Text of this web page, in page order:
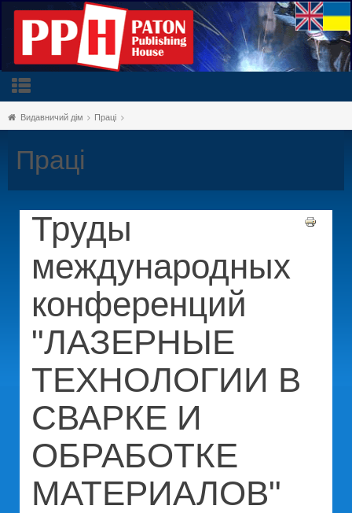
Видавничий дім Праці
Праці
Труды
международных
конференций
"ЛАЗЕРНЫЕ
ТЕХНОЛОГИИ В
СВАРКЕ И
ОБРАБОТКЕ
МАТЕРИАЛОВ"